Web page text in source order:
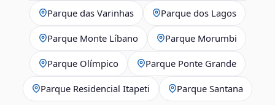
Parque das Varinhas Parque dos Lagos
Parque Monte Líbano Parque Morumbi
Parque Olímpico Parque Ponte Grande
Parque Residencial Itapeti Parque Santana